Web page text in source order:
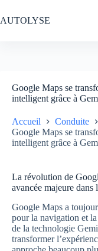
au
contenu
AUTOLYSE
Google Maps se
intelligent grâce à
Accueil
Conduite
Google Maps se
intelligent grâce à
La révolution de
avancée majeure
Google Maps a
pour la navigation et
de la technologie
transformer